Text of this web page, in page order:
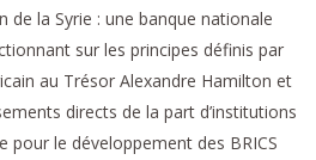
de la Syrie : une banque nationale
sur les principes définis par
au Trésor Alexandre Hamilton et
directs de la part d’institutions
pour le développement des BRICS